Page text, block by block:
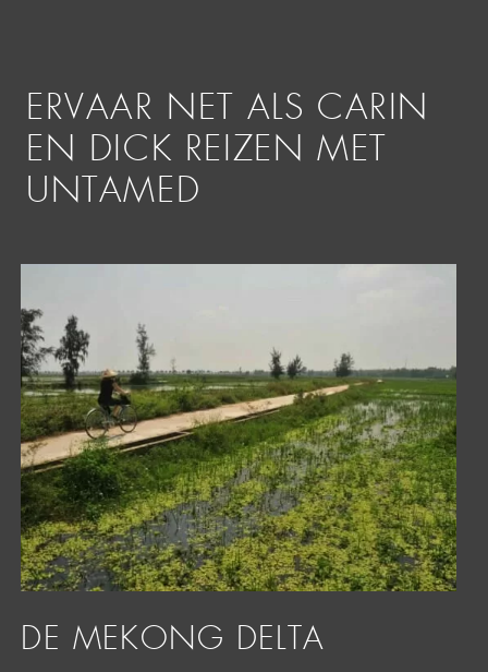
ERVAAR NET ALS CARIN
EN DICK REIZEN MET
UNTAMED
DE MEKONG DELTA